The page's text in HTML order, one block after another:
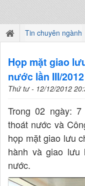
Tin chuyên ngành
Họp mặt giao
nước lần III/
Thứ tư - 12/12/2012
Trong 02 ngày:
thoát nước và
họp mặt giao lưu
hành và giao lưu
nước.